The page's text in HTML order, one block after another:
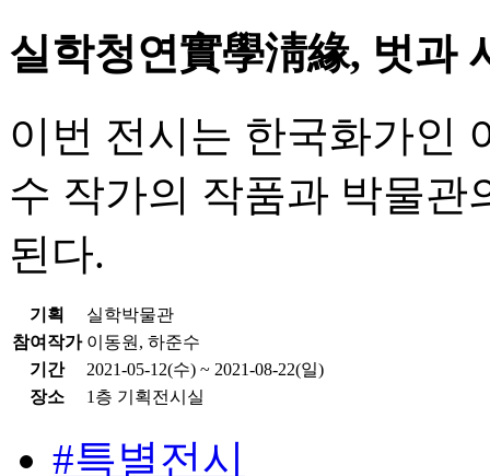
실학청연實學淸緣, 벗과
이번 전시는 한국화가인
수 작가의 작품과 박물관
된다.
기획
실학박물관
참여작가 이동원, 하준수
기간
2021-05-12(수) ~ 2021-08-22(일)
장소
1층 기획전시실
#특별전시